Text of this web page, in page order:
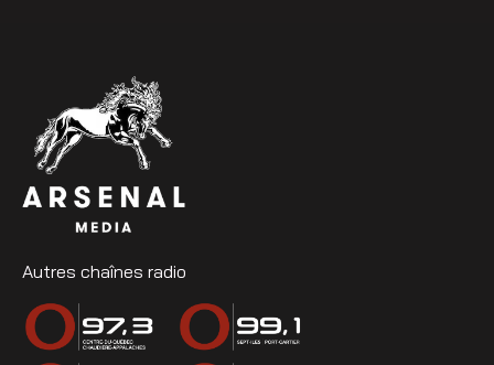
Autres chaînes radio